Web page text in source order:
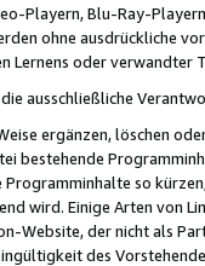
Playern, Blu-Ray-
ohne ausdrückliche
Lernens oder
ausschließliche
ergänzen, löschen
bestehende
so
wird. Einige Arten von
Website, der nicht als
des